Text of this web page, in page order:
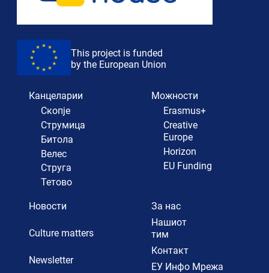
This project is funded
by the European Union
Канцеларии
Скопје
Струмица
Битола
Велес
Струга
Тетово
Можности
Erasmus+
Creative
Europe
Horizon
EU Funding
Новости
Culture matters
Newsletter
За нас
Нашиот
тим
Контакт
ЕУ Инфо Мрежа